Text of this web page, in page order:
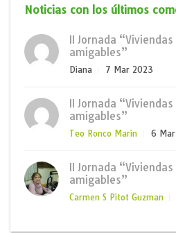
Noticias con los últimos
II Jornada
amigables”
Diana 7 Mar 2023
II Jornada
amigables”
Teo Ronco Marin 6
II Jornada
amigables”
Carmen S Pitot Guzman